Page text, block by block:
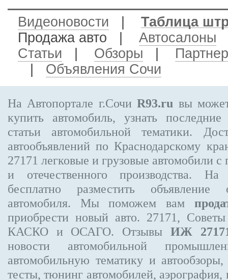
Видеоновости
Таблица
Продажа авто
Автосалоны
Статьи
Обзоры
Объявления Сочи
На Автопортале г.СочиR93.ru вы
купить автомобиль, узнать
статьи автомобильной тематики.
автообъявлений по Краснодарскому
27171 легковые и грузовые автомобили
и отечественного производства.
бесплатно разместить объявление о
автомобиля. Мы поможем вам
приобрести новый авто. 27171,
КАСКО и ОСАГО. Отзывы ИЖ
новости автомобильной
автомобильную тематику и
тесты, тюнинг автомобилей,